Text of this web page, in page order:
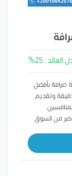
: 25%
صرافة بأفضل
وتقديم
من السوق